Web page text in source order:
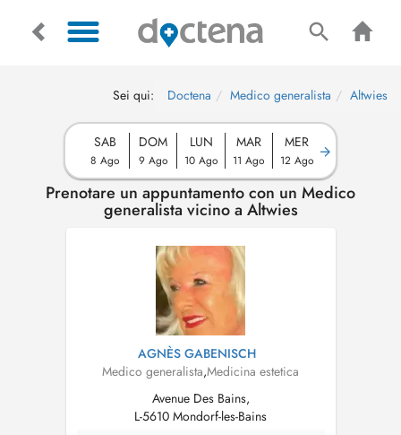
Sei qui: Doctena Medico generalista Altwies
SAB
8 Ago
DOM
9 Ago
LUN
10 Ago
MAR
11 Ago
MER
12 Ago
Prenotare un appuntamento con un Medico
generalista vicino a Altwies
AGNÈS GABENISCH
Medico generalista,Medicina estetica
Avenue Des Bains,
L-5610 Mondorf-les-Bains